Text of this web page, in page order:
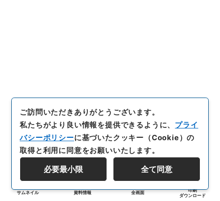
サムネイル 資料情報 全画面
印刷
ダウンロード
ご訪問いただきありがとうございます。
私たちがより良い情報を提供できるように、 プライ
バシーポリシーに基づいたクッキー（Cookie）の
取得と利用に同意をお願いいたします。
必要最小限 全て同意